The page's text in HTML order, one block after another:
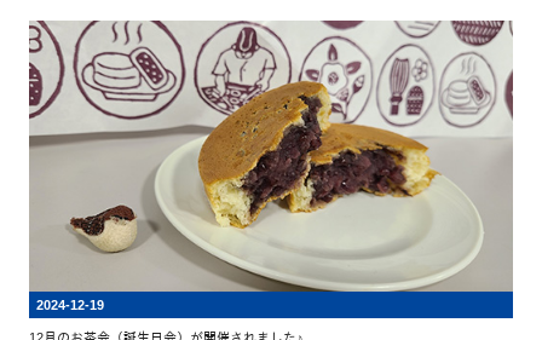
2024-12-19